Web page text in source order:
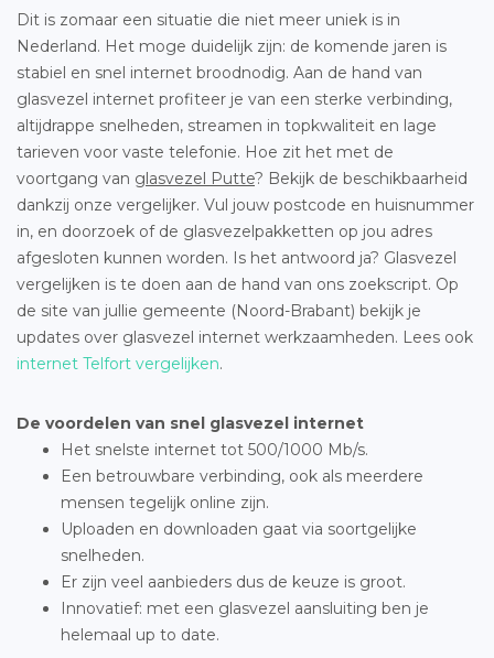
Dit is zomaar een situatie die niet meer uniek is in
Nederland. Het moge duidelijk zijn: de komende jaren is
stabiel en snel internet broodnodig. Aan de hand van
glasvezel internet profiteer je van een sterke verbinding,
altijdrappe snelheden, streamen in topkwaliteit en lage
tarieven voor vaste telefonie. Hoe zit het met de
voortgang van glasvezel Putte? Bekijk de beschikbaarheid
dankzij onze vergelijker. Vul jouw postcode en huisnummer
in, en doorzoek of de glasvezelpakketten op jou adres
afgesloten kunnen worden. Is het antwoord ja? Glasvezel
vergelijken is te doen aan de hand van ons zoekscript. Op
de site van jullie gemeente (Noord-Brabant) bekijk je
updates over glasvezel internet werkzaamheden. Lees ook
internet Telfort vergelijken.
De voordelen van snel glasvezel internet
Het snelste internet tot 500/1000 Mb/s.
Een betrouwbare verbinding, ook als meerdere
mensen tegelijk online zijn.
Uploaden en downloaden gaat via soortgelijke
snelheden.
Er zijn veel aanbieders dus de keuze is groot.
Innovatief: met een glasvezel aansluiting ben je
helemaal up to date.